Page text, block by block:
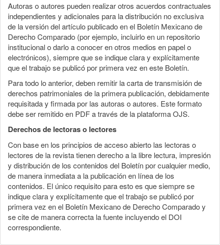
Autoras o autores pueden realizar otros acuerdos contractuales
independientes y adicionales para la distribución no exclusiva
de la versión del artículo publicado en el Boletín Mexicano de
Derecho Comparado (por ejemplo, incluirlo en un repositorio
institucional o darlo a conocer en otros medios en papel o
electrónicos), siempre que se indique clara y explícitamente
que el trabajo se publicó por primera vez en este Boletín.
Para todo lo anterior, deben remitir la carta de transmisión de
derechos patrimoniales de la primera publicación, debidamente
requisitada y firmada por las autoras o autores. Este formato
debe ser remitido en PDF a través de la plataforma OJS.
Derechos de lectoras o lectores
Con base en los principios de acceso abierto las lectoras o
lectores de la revista tienen derecho a la libre lectura, impresión
y distribución de los contenidos del Boletín por cualquier medio,
de manera inmediata a la publicación en línea de los
contenidos. El único requisito para esto es que siempre se
indique clara y explícitamente que el trabajo se publicó por
primera vez en el Boletín Mexicano de Derecho Comparado y
se cite de manera correcta la fuente incluyendo el DOI
correspondiente.